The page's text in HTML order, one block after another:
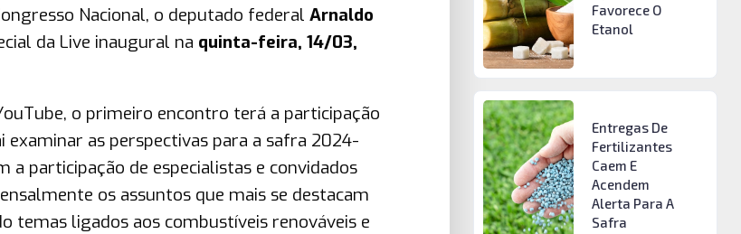
Nacional, o deputado federal Arnaldo
da Live inaugural na quinta-feira, 14/03,
o primeiro encontro terá a participação
examinar as perspectivas para a safra 2024-
a participação de especialistas e convidados
os assuntos que mais se destacam
temas ligados aos combustíveis renováveis e
Favorece O
Etanol
Entregas De
Fertilizantes
Caem E
Acendem
Alerta Para A
Safra